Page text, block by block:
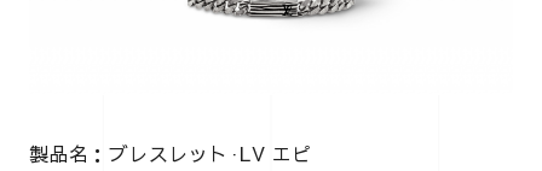
製品名：ブレスレット·LV エピ